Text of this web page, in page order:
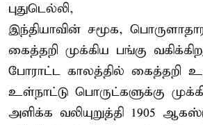
புதுடெல்லி,
இந்தியாவின் சமூக,
கைத்தறி முக்கிய பங்கு
போராட்ட காலத்தில் கைத்தறி
உள்நாட்டு பொருட்களுக்கு
அளிக்க வலியுறுத்தி 1905